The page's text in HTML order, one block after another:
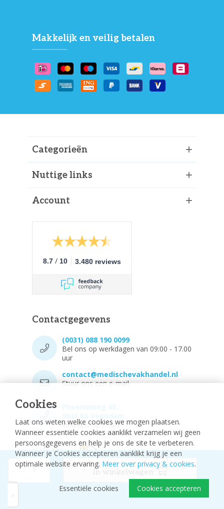
Cookies
Laat ons weten welke cookies we mogen plaatsen.
Wanneer essentiële cookies aanklikt verzamelen wij geen
persoonsgegevens en help je ons de site te verbeteren.
Wanneer je Cookies accepteren aanklikt krijg je een
optimale website ervaring. Meer over privacy & cookies.
Cookies accepteren
Essentiële cookies
Makkelijk en veilig betalen
Categorieën
Nuttige links
Account
8.7 / 10 3.480 reviews
Contactgegevens
(0031) 088 190 0099
Bel ons op werkdagen van 09:00 - 17.00
uur
contact@medischevakhandel.nl
Stuur ons een e-mail.
Vind ons op Maps.
© 2026 - Medische vakhandel
Sitemap